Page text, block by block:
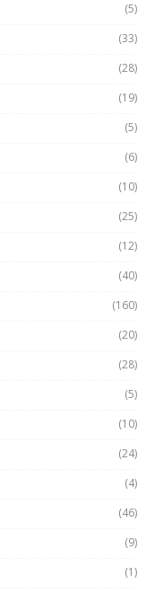
(5)
(33)
(28)
(19)
(5)
(6)
(10)
(25)
(12)
(40)
(160)
(20)
(28)
(5)
(10)
(24)
(4)
(46)
(9)
(1)